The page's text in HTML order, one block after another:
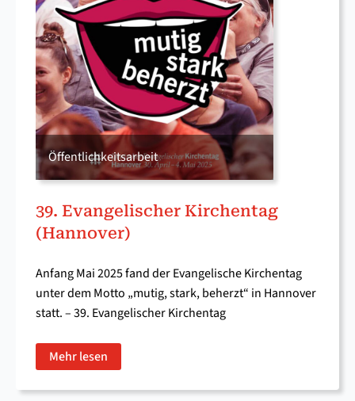
Öffentlichkeitsarbeit
39. Evangelischer Kirchentag
(Hannover)
Anfang Mai 2025 fand der Evangelische Kirchentag
unter dem Motto „mutig, stark, beherzt“ in Hannover
statt. – 39. Evangelischer Kirchentag
Mehr lesen